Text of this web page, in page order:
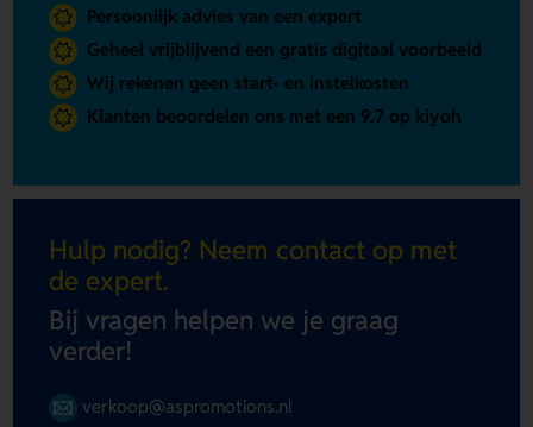
Persoonlijk advies van een expert
Geheel vrijblijvend een gratis digitaal voorbeeld
Wij rekenen geen start- en instelkosten
Klanten beoordelen ons met een 9.7 op kiyoh
Hulp nodig? Neem contact op met
de expert.
Bij vragen helpen we je graag
verder!
verkoop@aspromotions.nl